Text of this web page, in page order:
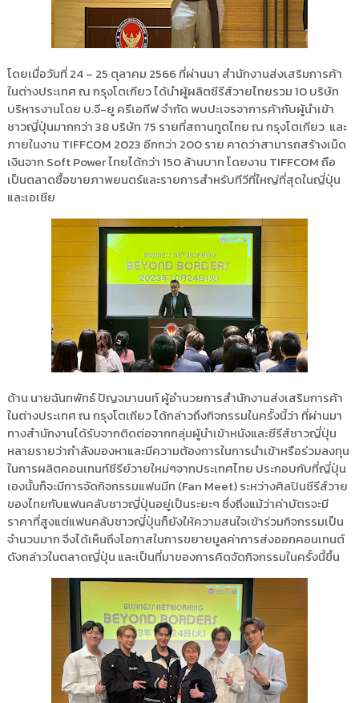
โดยเมื่อวันที่ 24 – 25 ตุลาคม 2566 ที่ผ่านมา สำนักงานส่งเสริมการค้า
ในต่างประเทศ ณ กรุงโตเกียว ได้นำผู้ผลิตซีรีส์วายไทยรวม 10 บริษัท
บริหารงานโดย บ.จี-ยู ครีเอทีฟ จำกัด พบปะเจรจาการค้ากับผู้นำเข้า
ชาวญี่ปุ่นมากกว่า 38 บริษัท 75 รายที่สถานทูตไทย ณ กรุงโตเกียว และ
ภายในงาน TIFFCOM 2023 อีกกว่า 200 ราย คาดว่าสามารถสร้างเม็ด
เงินจาก Soft Power ไทยได้กว่า 150 ล้านบาท โดยงาน TIFFCOM ถือ
เป็นตลาดซื้อขายภาพยนตร์และรายการสำหรับทีวีที่ใหญ่ที่สุดในญี่ปุ่น
และเอเชีย
ด้าน นายฉันทพัทธ์ ปัญจมานนท์ ผู้อำนวยการสำนักงานส่งเสริมการค้า
ในต่างประเทศ ณ กรุงโตเกียว ได้กล่าวถึงกิจกรรมในครั้งนี้ว่า ที่ผ่านมา
ทางสำนักงานได้รับจากติดต่อจากกลุ่มผู้นำเข้าหนังและซีรีส์ชาวญี่ปุ่น
หลายรายว่ากำลังมองหาและมีความต้องการในการนำเข้าหรือร่วมลงทุน
ในการผลิตคอนเทนท์ซีรีย์วายใหม่ๆจากประเทศไทย ประกอบกับที่ญี่ปุ่น
เองนั้นก็จะมีการจัดกิจกรรมแฟนมีท (Fan Meet) ระหว่างศิลปินซีรีส์วาย
ของไทยกับแฟนคลับชาวญี่ปุ่นอยู่เป็นระยะๆ ซึ่งถึงแม้ว่าค่าบัตรจะมี
ราคาที่สูงแต่แฟนคลับชาวญี่ปุ่นก็ยังให้ความสนใจเข้าร่วมกิจกรรมเป็น
จำนวนมาก จึงได้เห็นถึงโอกาสในการขยายมูลค่าการส่งออกคอนเทนต์
ดังกล่าวในตลาดญี่ปุ่น และเป็นที่มาของการคิดจัดกิจกรรมในครั้งนี้ขึ้น